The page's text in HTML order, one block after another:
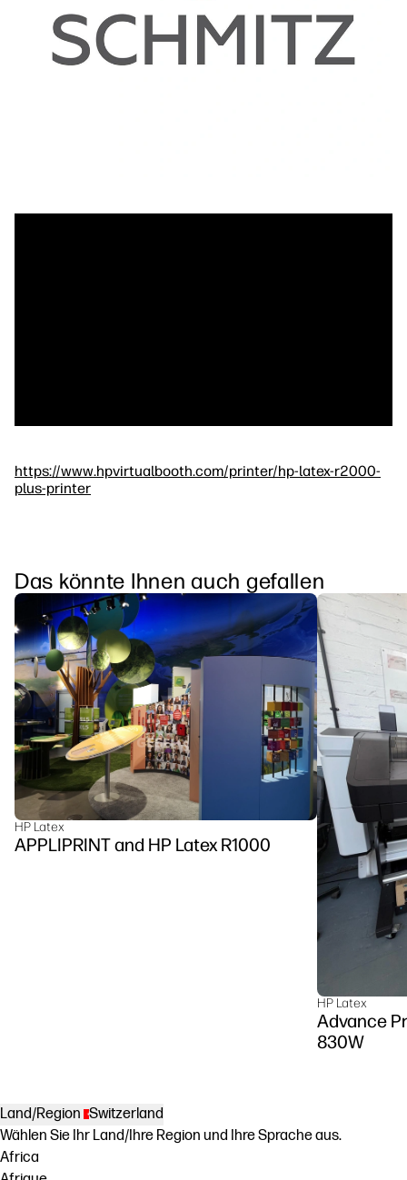
https://www.hpvirtualbooth.com/printer/hp-latex-r2000-
plus-printer
Das könnte Ihnen auch gefallen
HP Latex
APPLIPRINT and HP Latex R1000
HP Latex
Advance
830W
Land/Region Switzerland
Wählen Sie Ihr Land/Ihre Region und Ihre Sprache aus.
Africa